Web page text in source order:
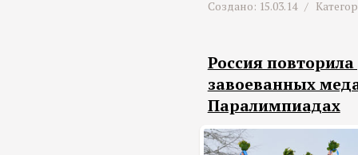
Создано: 15.03.14 /
Россия
завоеванных
Паралимпиадах